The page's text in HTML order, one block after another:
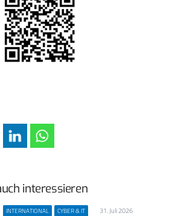
interessieren
INTERNATIONAL CYBER & IT 31. Juli 2026